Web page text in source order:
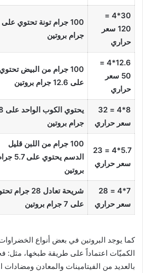
30*4 =
120 سعر
حراري
100 جرام تونة
جرام بروتين
12.6*4 =
50 سعر
حراري
100 جرام من البيض
تحتوي
على 12.6 جرام بروتين
8*4 = 32
سعر حراري
يحتوي
جرام بروتين
5.7*4 = 23
سعر حراري
100 جرام من اللبن قليل
الدسم يحتوي على
بروتين
7*4 = 28
سعر حراري
شريحة تعادل 28
على 7 جرام بروتين
كما يوجد البروتين في بعض أنواع
الكميّات اعتماداً على طريقة طبخها، مثل:
بالعديد من الفيتامينات والمعادن ومضادات